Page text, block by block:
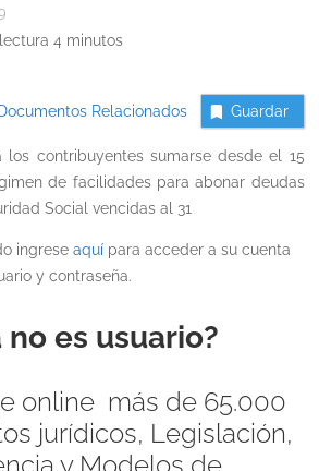
9
4 minutos
Relacionados Guardar
los contribuyentes sumarse desde el 15
de facilidades para abonar deudas
Social vencidas al 31
ingrese aquípara acceder a su cuenta
y contraseña.
no es usuario?
online más de 65.000
jurídicos, Legislación,
y Modelos de